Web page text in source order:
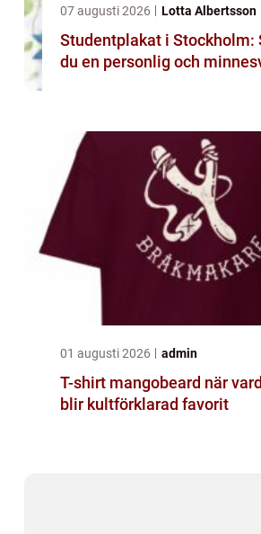
07 augusti 2026 Lotta Albertsson
Studentplakat i Stockholm:
du en personlig och
01 augusti 2026 admin
T-shirt mangobeard när vardagsplagg
blir kultförklarad favorit